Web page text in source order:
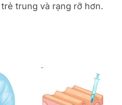
trung và rạng rỡ hơn.